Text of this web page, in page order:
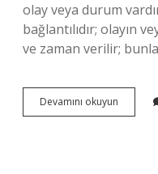
olay veya durum
bağlantılıdır; olayın
ve zaman verilir;
Devamını okuyun
Ne